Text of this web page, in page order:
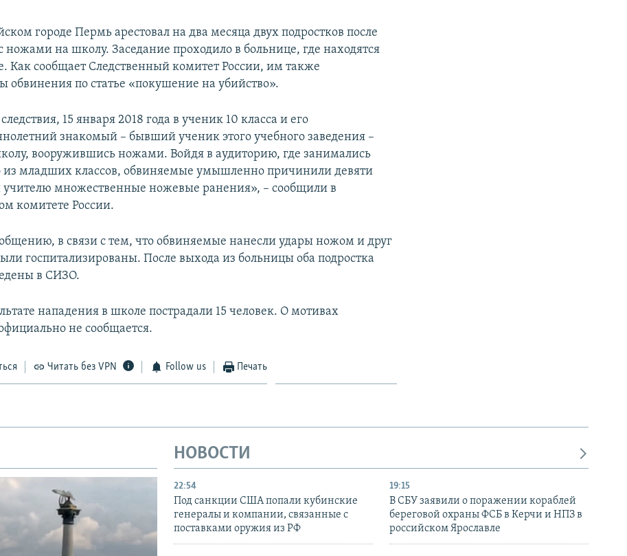
городе Пермь арестовал на два месяца двух подростков после
ножами на школу. Заседание проходило в больнице, где находятся
Как сообщает Следственный комитет России, им также
обвинения по статье «покушение на убийство».
15 января 2018 года в ученик 10 класса и его
знакомый – бывший ученик этого учебного заведения –
вооружившись ножами. Войдя в аудиторию, где занимались
из младших классов, обвиняемые умышленно причинили девяти
множественные ножевые ранения», – сообщили в
комитете России.
в связи с тем, что обвиняемые нанесли удары ножом и друг
госпитализированы. После выхода из больницы оба подростка
в СИЗО.
нападения в школе пострадали 15 человек. О мотивах
не сообщается.
Читать без VPN Follow us Печать
НОВОСТИ
22:54
Под санкции США попали кубинские
генералы и компании, связанные с
поставками оружия из РФ
19:15
В СБУ заявили о поражении кораблей
береговой охраны ФСБ в Керчи и НПЗ в
российском Ярославле